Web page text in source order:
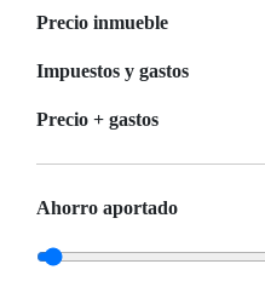
Precio inmueble
Impuestos y gastos
Precio + gastos
Ahorro aportado